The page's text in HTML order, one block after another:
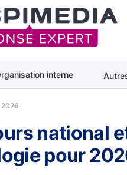
interne
2026
national
pour